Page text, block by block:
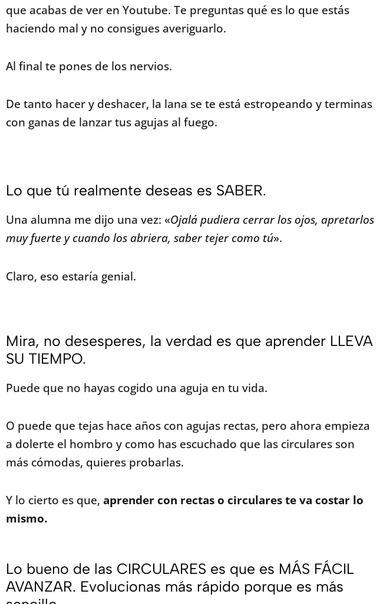
que acabas de ver en Youtube. Te preguntas qué es lo que estás
haciendo mal y no consigues averiguarlo.
Al final te pones de los nervios.
De tanto hacer y deshacer, la lana se te está estropeando y terminas
con ganas de lanzar tus agujas al fuego.
Lo que tú realmente deseas es SABER.
Una alumna me dijo una vez: «Ojalá pudiera cerrar los ojos, apretarlos
muy fuerte y cuando los abriera, saber tejer como tú».
Claro, eso estaría genial.
Mira, no desesperes, la verdad es que aprender LLEVA
SU TIEMPO.
Puede que no hayas cogido una aguja en tu vida.
O puede que tejas hace años con agujas rectas, pero ahora empieza
a dolerte el hombro y como has escuchado que las circulares son
más cómodas, quieres probarlas.
Y lo cierto es que, aprender con rectas o circulares te va costar lo
mismo.
Lo bueno de las CIRCULARES es que es MÁS FÁCIL
AVANZAR. Evolucionas más rápido porque es más